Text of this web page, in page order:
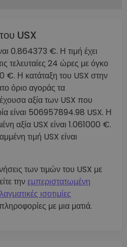
USX
0.864373 €. Η τιμή έχει
τελευταίες 24 ώρες με όγκο
Η κατάταξη του USX στην
όριο αγοράς τα
αξία των USX που
είναι 506957894.98 USX. Η
αξία USX είναι 1.061000 €.
τιμή USX είναι
των τιμών του USX με
τηνεμπεριστατωμένη
ισοτιμίες
με μια ματιά.